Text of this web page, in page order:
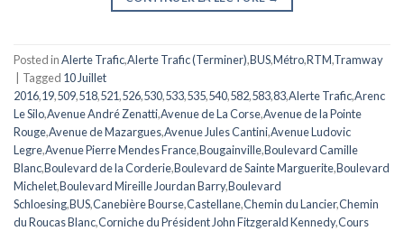
Posted inAlerte Trafic,Alerte Trafic (Terminer),BUS,Métro,RTM,Tramway
Tagged 10 Juillet
2016,19,509,518,521,526,530,533,535,540,582,583,83,Alerte Trafic,Arenc
Le Silo,Avenue André Zenatti,Avenue de La Corse,Avenue de la Pointe
Rouge,Avenue de Mazargues,Avenue Jules Cantini,Avenue Ludovic
Legre,Avenue Pierre Mendes France,Bougainville,Boulevard Camille
Blanc,Boulevard de la Corderie,Boulevard de Sainte Marguerite,Boulevard
Michelet,Boulevard Mireille Jourdan Barry,Boulevard
Schloesing,BUS,Canebière Bourse,Castellane,Chemin du Lancier,Chemin
du Roucas Blanc,Corniche du Président John Fitzgerald Kennedy,Cours